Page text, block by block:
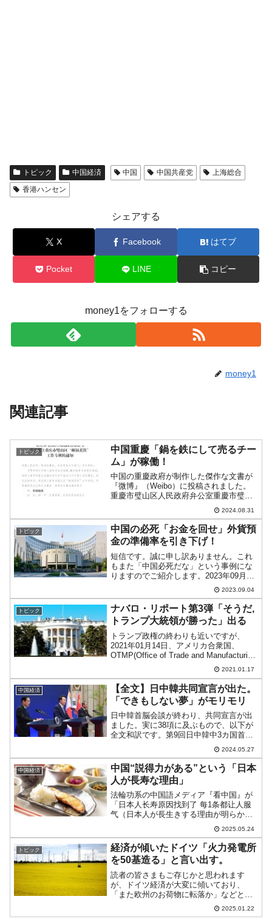
トピック 中国経済 中国 中国共産党
上海総合
香港ハンセン
シェアする
X Facebook はてブ
Pocket LINE コピー
money1をフォローする
money1
関連記事
トピック
中国重慶「鍋を鉄にして売るチー
ム」が稼働！
中国の重慶政府が制作した傑作な文書が
『微博』（Weibo）に投稿されました。
重慶市璧山区人民政府弁公室重慶市璧山
区における「硬鍋売鉄」作業専班の設立
に関する通知各町村人民政府、街道事務
所、区政府各作業部門、および関係機
関：重慶市委員会および...
2024.08.31
トピック
中国の必死「お金を回せ」外貨預
金の準備率を引き下げ！
短信です。誠に申し訳ありません。これ
もまた「中国必死だな」という事例にな
りますのでご紹介します。2023年09月01
日、『中国人民銀行』は以下のような告
知を出しました。↑Googleの自動翻訳な
ので日本語がヘンなところがありますが
ご寛恕くだ...
2023.09.04
トピック
ナバロ・リポート第3弾「そうだ,
トランプ大統領が勝った」出る
トランプ政権の終わりも近いですが、
2021年01月14日、アメリカ合衆国、
OTMP(Office of Trade and Manufacturing
Policyの略：通商製造政策局)のピータ
ー・ナバロ局長は、大統領選挙に不正が
あったとし...
2021.01.17
中国経済
【全文】日中韓共同宣言が出た。
「できもしない夢」がモリモリ
日中韓首脳会談が終わり、共同宣言が出
ました。実に38項に及ぶもので、以下が
全文和訳です。第9回日中韓中3カ国首脳
会議共同宣言」発表2024.05.27-第9回日
中韓日中3国首脳会議共同宣言1.尹錫悦
（ユン・ソギョル）大韓民国大統領、岸
田文雄...
2024.05.27
中国経済
中国“説得力がある”という「日本
人が長寿な理由」
法輪功系の中国語メディア『看中国』が
「日本人长寿原因找到了 每1条都让人服
气（日本人が長生きする理由が明らか
に、どれも説得力がある）」という記事
を出しています。「説得力がある」とし
ており、面白い内容です。「世界で最も
長寿な国はどこかというと...
2025.05.24
トピック
経済が傾いたドイツ「火力発電所
を50基造る」と言い出す。
読者の皆さまもご存じかと思われます
が、ドイツ経済が大変に傾いており、
「また欧州のお荷物に転落か」などとい
われるようになっています。2025年01月
19日、ドイツの次期首相と目されている
2025.01.22